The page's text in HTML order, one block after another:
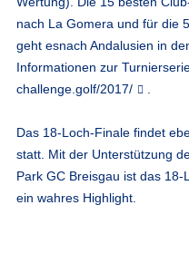
nach La Gomera und für die
geht esnach Andalusien in
Informationen zur
challenge.golf/2017/
Das 18-Loch-Finale findet
statt. Mit der Unterstützung
Park GC Breisgau ist das
ein wahres Highlight.